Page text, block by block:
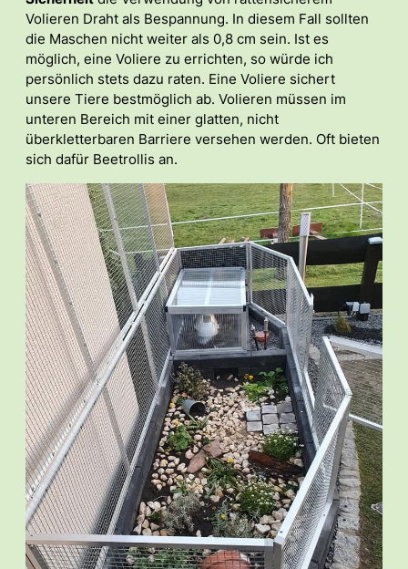
Volieren Draht als Bespannung. In diesem Fall sollten
die Maschen nicht weiter als 0,8 cm sein. Ist es
möglich, eine Voliere zu errichten, so würde ich
persönlich stets dazu raten. Eine Voliere sichert
unsere Tiere bestmöglich ab. Volieren müssen im
unteren Bereich mit einer glatten, nicht
überkletterbaren Barriere versehen werden. Oft bieten
sich dafür Beetrollis an.